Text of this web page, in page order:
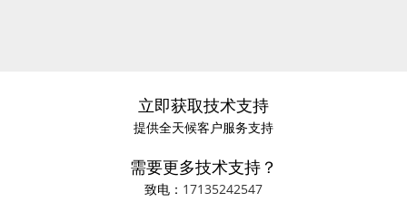
立即获取技术支持
提供全天候客户服务支持
需要更多技术支持？
致电： 17135242547